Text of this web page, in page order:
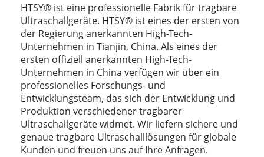
HTSY® ist eine professionelle Fabrik für tragbare
Ultraschallgeräte. HTSY® ist eines der ersten von
der Regierung anerkannten High-Tech-
Unternehmen in Tianjin, China. Als eines der
ersten offiziell anerkannten High-Tech-
Unternehmen in China verfügen wir über ein
professionelles Forschungs- und
Entwicklungsteam, das sich der Entwicklung und
Produktion verschiedener tragbarer
Ultraschallgeräte widmet. Wir liefern sichere und
genaue tragbare Ultraschalllösungen für globale
Kunden und freuen uns auf Ihre Anfragen.